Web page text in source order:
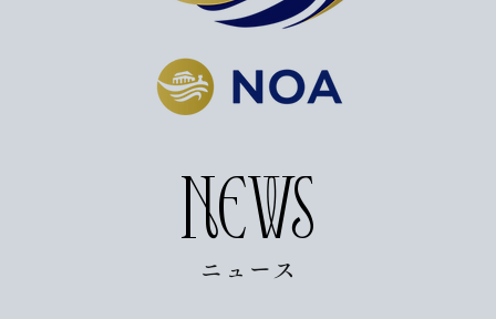
NEWS
NEWS
ニュース